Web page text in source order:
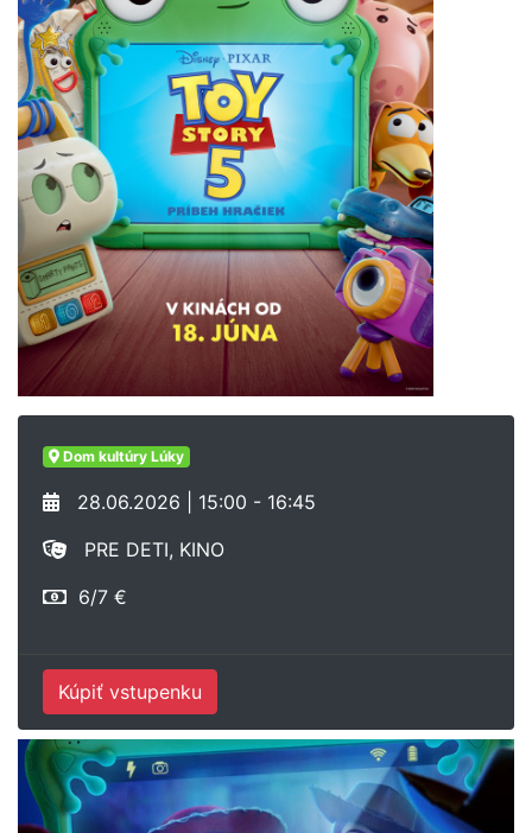
Dom kultúry Lúky
28.06.2026 | 15:00 - 16:45
PRE DETI, KINO
6/7 €
Kúpiť vstupenku